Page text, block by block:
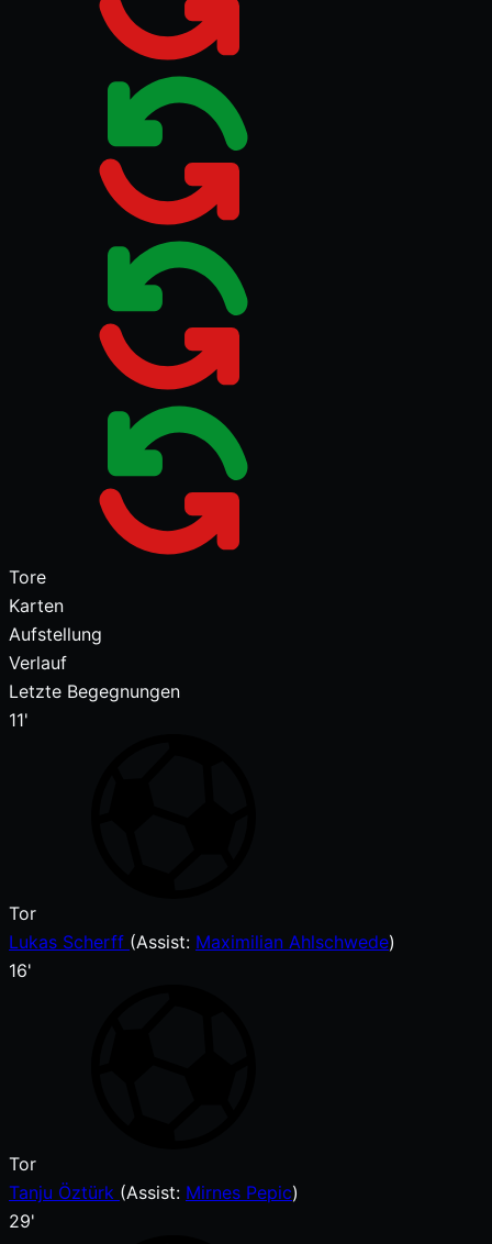
Tore
Karten
Aufstellung
Verlauf
Letzte Begegnungen
11'
Tor
Lukas Scherff (Assist: Maximilian Ahlschwede)
16'
Tor
Tanju Öztürk (Assist: Mirnes Pepic)
29'